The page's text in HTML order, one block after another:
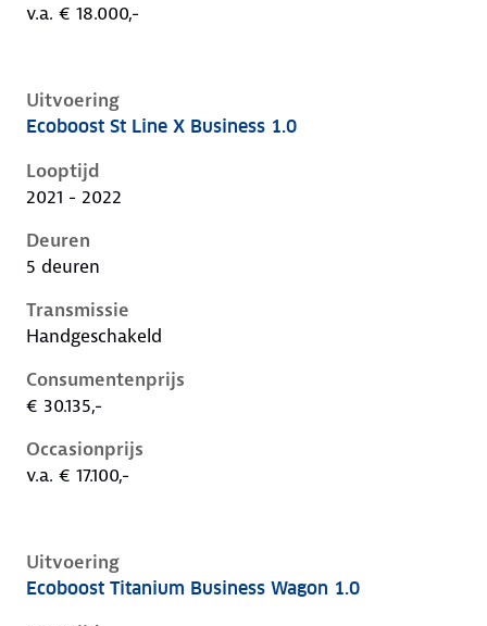
v.a. € 18.000,-
Uitvoering
Ford Focus iv, 1.0, 92 kW, Benzine, 5 deuren
Ecoboost St Line X Business 1.0
Looptijd
2021 - 2022
Deuren
5 deuren
Transmissie
Handgeschakeld
Consumentenprijs
€ 30.135,-
Occasionprijs
v.a. € 17.100,-
Uitvoering
Ford Focus iv, wagon 1.0, 92 kW, Benzine, 5 deuren
Ecoboost Titanium Business Wagon 1.0